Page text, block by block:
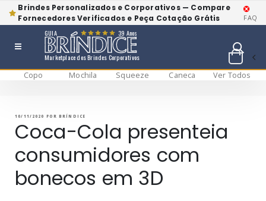
Brindes Personalizados e Corporativos — Compare
Fornecedores Verificados e Peça Cotação Grátis
FAQ
Marketplace dos Brindes Corporativos
GUIA 39 Anos
Copo Mochila Squeeze Caneca
Ver Todos
conteúdo
PUBLICADO
10/11/2020 PORBRÍNDICE
Coca-Cola presenteia
consumidores com
bonecos em 3D